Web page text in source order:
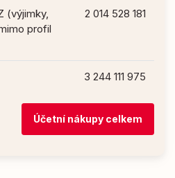
(výjimky,
profil
2 014 528 181
3 244 111 975
Účetní nákupy celkem